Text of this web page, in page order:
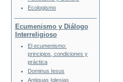
Ecologismo
Ecumenismo y Diálogo
Interreligioso
El ecumenismo:
principios, condiciones y
práctica
Dominus Iesus
Antiguas Iglesias